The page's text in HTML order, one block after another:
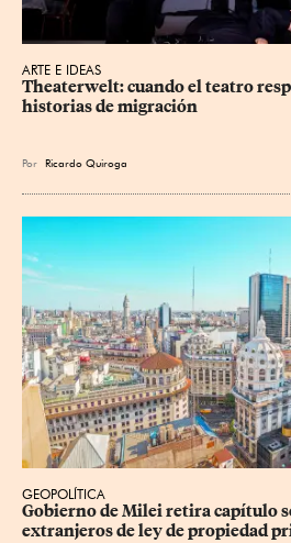
ARTE E IDEAS
Theaterwelt: cuando el teatro
historias de migración
Por Ricardo Quiroga
GEOPOLÍTICA
Gobierno de Milei retira capítulo
extranjeros de ley de propiedad